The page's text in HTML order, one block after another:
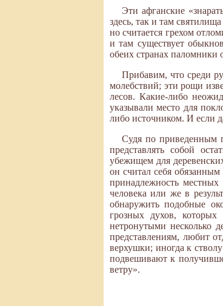
Эти афганские
здесь, так и там
но считается грехом
и там существует
обеих странах паломники
Прибавим, что среди
молебствий; эти рощи
лесов. Какие-либо
указывали место для
либо источником. И если
Судя по приведенным
представлять собой
убежищем для
он считал себя
принадлежность
человека или же в
обнаружить подобные
грозных духов,
нетронутыми несколько
представлениям, любит
верхушки; иногда к
подвешивают к
ветру».